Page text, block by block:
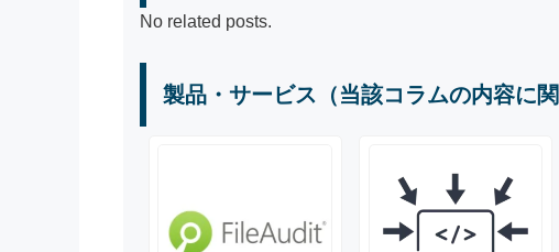
No related posts.
製品・サービス（当該コラムの内容に